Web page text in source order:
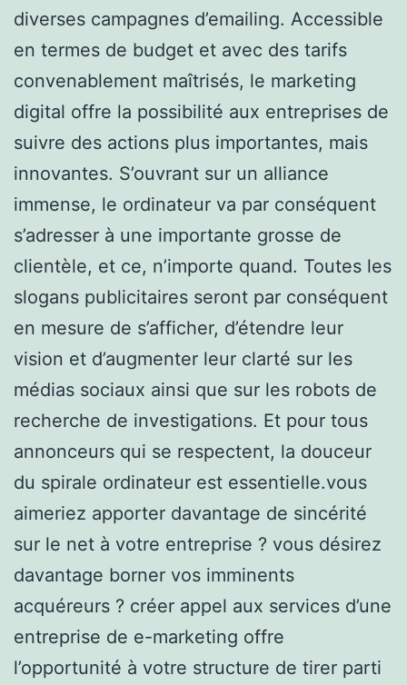
diverses campagnes d’emailing. Accessible
en termes de budget et avec des tarifs
convenablement maîtrisés, le marketing
digital offre la possibilité aux entreprises de
suivre des actions plus importantes, mais
innovantes. S’ouvrant sur un alliance
immense, le ordinateur va par conséquent
s’adresser à une importante grosse de
clientèle, et ce, n’importe quand. Toutes les
slogans publicitaires seront par conséquent
en mesure de s’afficher, d’étendre leur
vision et d’augmenter leur clarté sur les
médias sociaux ainsi que sur les robots de
recherche de investigations. Et pour tous
annonceurs qui se respectent, la douceur
du spirale ordinateur est essentielle.vous
aimeriez apporter davantage de sincérité
sur le net à votre entreprise ? vous désirez
davantage borner vos imminents
acquéreurs ? créer appel aux services d’une
entreprise de e-marketing offre
l’opportunité à votre structure de tirer parti